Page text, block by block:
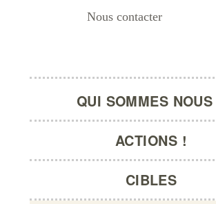
Nous contacter
QUI SOMMES
ACTIONS !
CIBLES